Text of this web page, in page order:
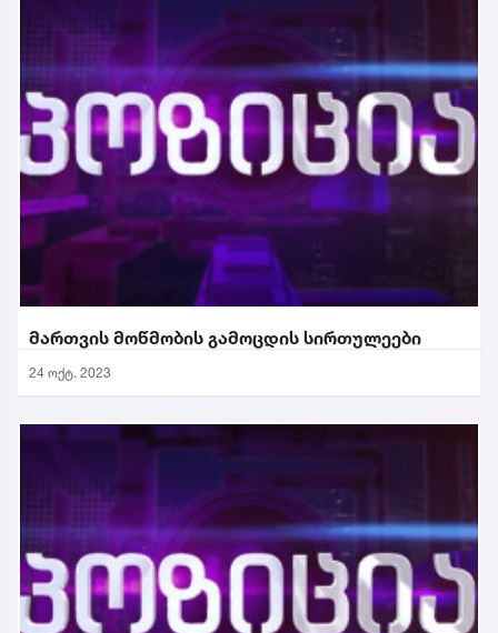
მართვის მოწმობის გამოცდის სირთულეები
24 ოქტ. 2023